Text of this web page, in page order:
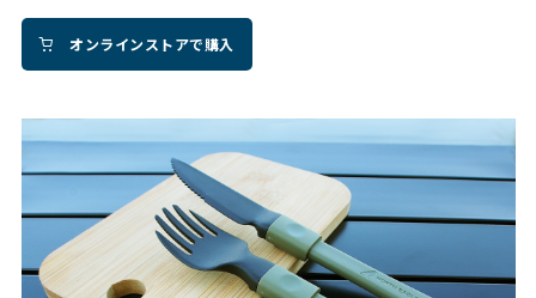
オンラインストアで購入